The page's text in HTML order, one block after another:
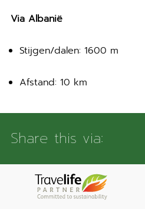
Via Albanië
Stijgen/dalen: 1600 m
Afstand: 10 km
Share this via: